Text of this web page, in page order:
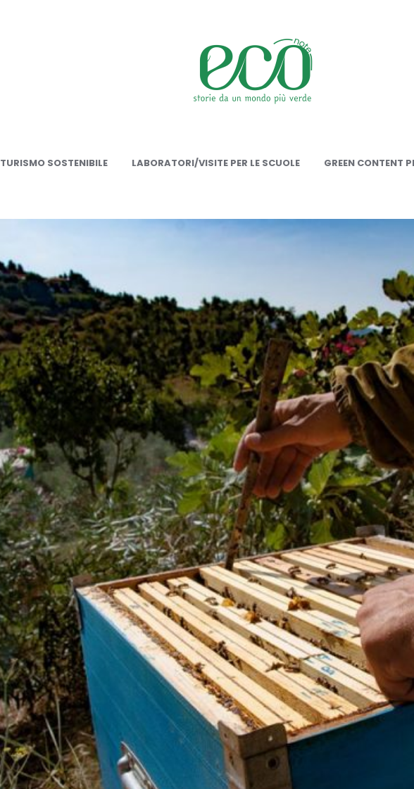
TURISMO SOSTENIBILE LABORATORI/VISITE PER LE SCUOLE GREEN CONTENT